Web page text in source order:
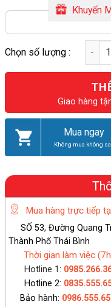
Khuyến
Giao hàng
Mua ngay
Không mua không
Mua hàng trực tiếp
SỐ 53, Đường Quang
Thành Phố Thái Bình
Thời gian làm việc
Hotline 1:
Hotline 2:
Bảo hành: